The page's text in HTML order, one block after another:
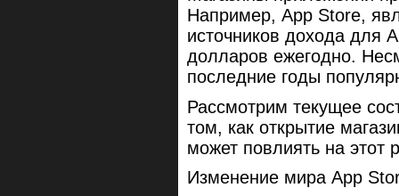
Например, App Store,
источников дохода для
долларов ежегодно.
последние годы
Рассмотрим текущее
том, как открытие
может повлиять на этот
Изменение мира App